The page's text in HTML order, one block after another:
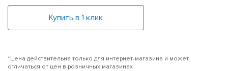
Купить в 1 клик
*Цена действительна только для интернет-магазина и может
отличаться от цен в розничных магазинах